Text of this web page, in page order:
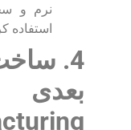
نرم و
استفاده
4.